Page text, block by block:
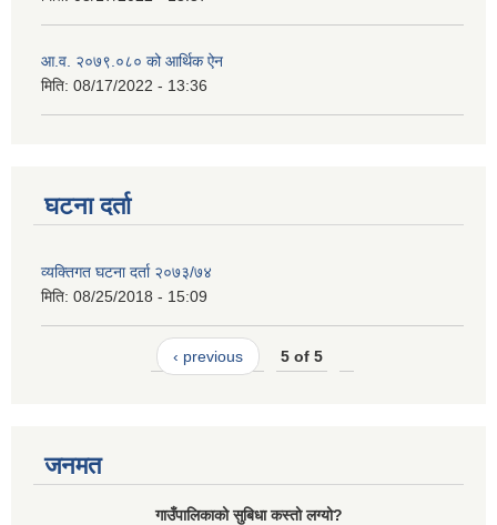
आ.व. २०७९.०८० को आर्थिक ऐन
मिति: 08/17/2022 - 13:36
घटना दर्ता
व्यक्तिगत घटना दर्ता २०७३/७४
मिति: 08/25/2018 - 15:09
‹ previous 5 of 5
जनमत
गाउँपालिकाको सुबिधा कस्तो लग्यो?